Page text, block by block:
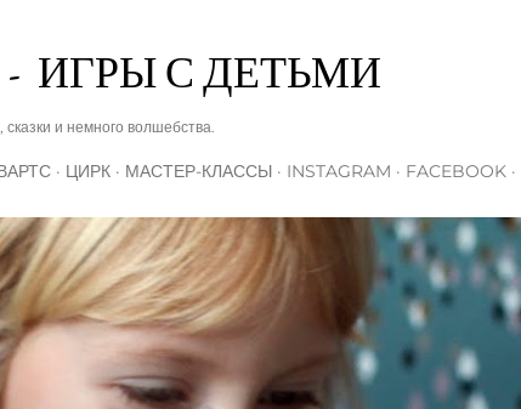
ИГРЫ С ДЕТЬМИ
и немного волшебства.
ЦИРК МАСТЕР-КЛАССЫ INSTAGRAM FACEBOOK